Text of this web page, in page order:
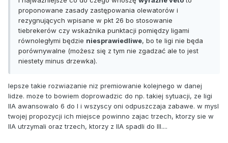
proponowane zasady zastępowania olewatorów i
rezygnujących wpisane w pkt 26 bo stosowanie
tiebrekerów czy wskaźnika punktacji pomiędzy ligami
równoległymi będzie niesprawiedliwe, bo te ligi nie będa
porównywalne (możesz się z tym nie zgadzać ale to jest
niestety minus drzewka).
lepsze takie rozwiazanie niz premiowanie kolejnego w danej
lidze. moze to bowiem doprowadzic do np. takiej sytuacji, ze ligi
IIA awansowalo 6 do I i wszyscy oni odpuszczaja zabawe. w mysl
twojej propozycji ich miejsce powinno zajac trzech, ktorzy sie w
IIA utrzymali oraz trzech, ktorzy z IIA spadli do III....